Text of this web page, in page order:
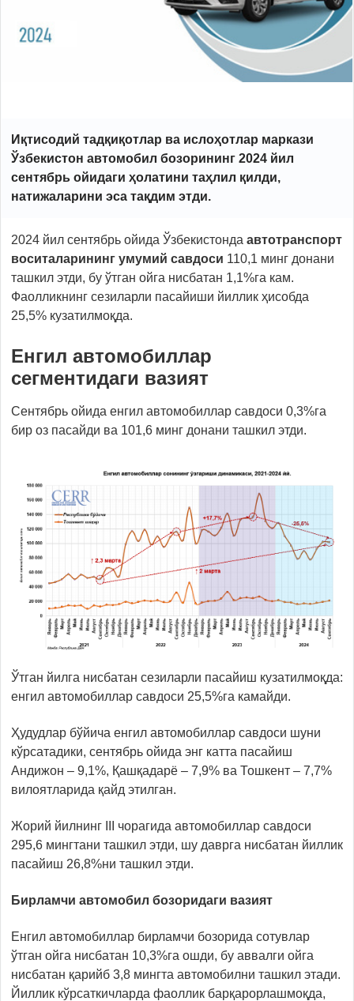
Иқтисодий тадқиқотлар ва ислоҳотлар маркази
Ўзбекистон автомобил бозорининг 2024 йил
сентябрь ойидаги ҳолатини таҳлил қилди,
натижаларини эса тақдим этди.
2024 йил сентябрь ойида Ўзбекистонда автотранспорт
воситаларининг умумий савдоси 110,1 минг донани
ташкил этди, бу ўтган ойга нисбатан 1,1%га кам.
Фаолликнинг сезиларли пасайиши йиллик ҳисобда
25,5% кузатилмоқда.
Енгил автомобиллар
сегментидаги вазият
Сентябрь ойида енгил автомобиллар савдоси 0,3%га
бир оз пасайди ва 101,6 минг донани ташкил этди.
Ўтган йилга нисбатан сезиларли пасайиш кузатилмоқда:
енгил автомобиллар савдоси 25,5%га камайди.
Ҳудудлар бўйича енгил автомобиллар савдоси шуни
кўрсатадики, сентябрь ойида энг катта пасайиш
Андижон – 9,1%, Қашқадарё – 7,9% ва Тошкент – 7,7%
вилоятларида қайд этилган.
Жорий йилнинг III чорагида автомобиллар савдоси
295,6 мингтани ташкил этди, шу даврга нисбатан йиллик
пасайиш 26,8%ни ташкил этди.
Бирламчи автомобил бозоридаги вазият
Енгил автомобиллар бирламчи бозорида сотувлар
ўтган ойга нисбатан 10,3%га ошди, бу аввалги ойга
нисбатан қарийб 3,8 мингта автомобилни ташкил этади.
Йиллик кўрсаткичларда фаоллик барқарорлашмоқда,